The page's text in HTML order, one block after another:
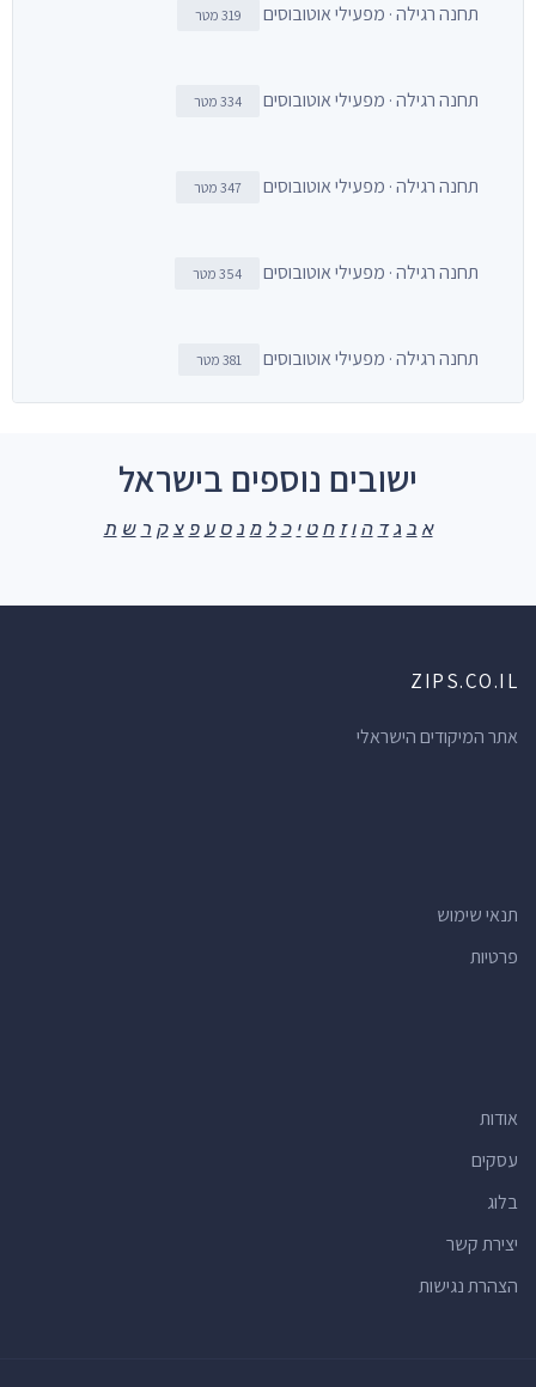
תחנה רגילה · מפעילי אוטובוסים 319 מטר
תחנה רגילה · מפעילי אוטובוסים 334 מטר
תחנה רגילה · מפעילי אוטובוסים 347 מטר
תחנה רגילה · מפעילי אוטובוסים 354 מטר
תחנה רגילה · מפעילי אוטובוסים 381 מטר
ישובים נוספים בישראל
א ב ג ד ה ו ז ח ט י כ ל מ נ ס ע פ צ ק ר ש ת
ZIPS.CO.IL
אתר המיקודים הישראלי
תנאי שימוש
פרטיות
אודות
עסקים
בלוג
יצירת קשר
הצהרת נגישות